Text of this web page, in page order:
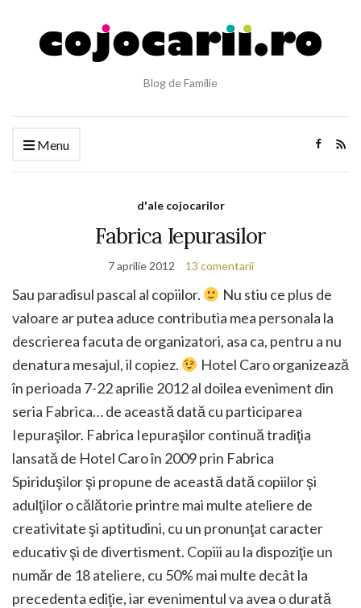
Blog de Familie
Menu
d'ale cojocarilor
Fabrica Iepurasilor
7 aprilie 2012 13 comentarii
Sau paradisul pascal al copiilor.
Nu stiu ce plus de
valoare ar putea aduce contributia mea personala la
descrierea facuta de organizatori, asa ca, pentru a nu
denatura mesajul, il copiez.
Hotel Caro organizează
în perioada 7-22 aprilie 2012 al doilea eveniment din
seria Fabrica… de această dată cu participarea
Iepuraşilor. Fabrica Iepuraşilor continuă tradiţia
lansată de Hotel Caro în 2009 prin Fabrica
Spiriduşilor şi propune de această dată copiilor şi
adulţilor o călătorie printre mai multe ateliere de
creativitate şi aptitudini, cu un pronunţat caracter
educativ şi de divertisment. Copiii au la dispoziţie un
număr de 18 ateliere, cu 50% mai multe decât la
precedenta ediţie, iar evenimentul va avea o durată